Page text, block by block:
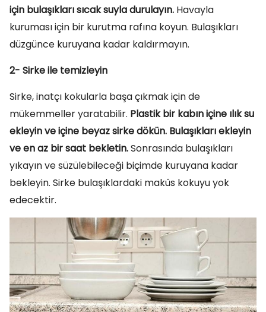
için bulaşıkları sıcak suyla durulayın. Havayla
kuruması için bir kurutma rafına koyun. Bulaşıkları
düzgünce kuruyana kadar kaldırmayın.
2- Sirke ile temizleyin
Sirke, inatçı kokularla başa çıkmak için de
mükemmeller yaratabilir. Plastik bir kabın içine ılık su
ekleyin ve içine beyaz sirke dökün. Bulaşıkları ekleyin
ve en az bir saat bekletin.Sonrasında bulaşıkları
yıkayın ve süzülebileceği biçimde kuruyana kadar
bekleyin. Sirke bulaşıklardaki makûs kokuyu yok
edecektir.